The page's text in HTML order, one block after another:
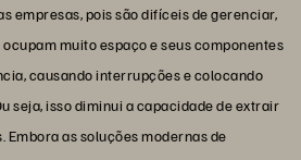
empresas, pois são difíceis de gerenciar,
muito espaço e seus componentes
causando interrupções e colocando
seja, isso diminui a capacidade de extrair
Embora as soluções modernas de